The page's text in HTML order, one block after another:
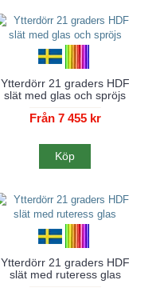
Ytterdörr 21 graders HDF
slät med glas och spröjs
Från 7 455 kr
Köp
Ytterdörr 21 graders HDF
slät med ruteress glas